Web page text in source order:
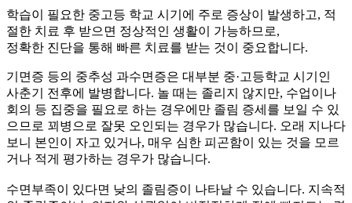
학습이 필요한 중고등 학교 시기에 주로 증상이 발생하고, 적
절한 치료 후 받으면 정상적인 생활이 가능하므로,
정확한 진단을 통해 빠른 치료를 받는 것이 중요합니다.
기면증 등의 중추성 과수면증은 대부분 중·고등학교 시기인
사춘기 전후에 발병합니다. 놀 때는 졸리지 않지만, 수업이나
회의 등 집중을 필요로 하는 경우에만 졸림 증세를 보일 수 있
으므로 꾀병으로 잘못 오인되는 경우가 많습니다. 오래 지나다
보니 본인이 자고 있거나, 매우 심한 피곤함이 있는 것을 모르
거나 적게 평가하는 경우가 많습니다.
수면부족이 있다면 낮의 졸림증이 나타날 수 있습니다. 지속적